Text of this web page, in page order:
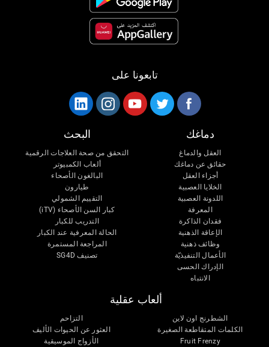
تابعونا على
دماغك
العقل والدماغ
حقائق عن دماغك
أجزاء العقل
الخلايا العصبية
اللدونة العصبية
المعرفة
فقدان الذاكرة
الإعاقة الذهنية
وظائف ذهنية
الأعمال التنفيذيّة
الإدراك الحسى
الانتباه
البحث
التحقق من صحة العلاجات الرقمية
ألعاب الكمبيوتر
البالغون الأصحاء
طيارون
التقييم الشمولي
كبار السن الأصحاء (iTV)
التدريب للكبار
الحالة المعرفية عند الكبار
المراجعة المستمرة
تصنيف SG4D
ألعاب عقلية
الشطرنج اون لاين
الكلمات المتقاطعة الصغيرة
Fruit Frenzy
التزاحم
العثور عن الحيوات الأليف
الأزواج الموسيقية